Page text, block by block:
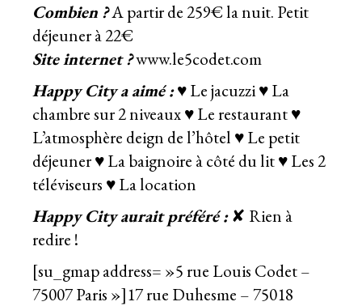
Combien ?A partir de 259€ la nuit. Petit
déjeuner à 22€
Site internet ?www.le5codet.com
Happy City a aimé :♥ Le jacuzzi ♥ La
chambre sur 2 niveaux ♥ Le restaurant ♥
L’atmosphère deign de l’hôtel ♥ Le petit
déjeuner ♥ La baignoire à côté du lit ♥ Les 2
téléviseurs ♥ La location
Happy City aurait préféré :✘ Rien à
redire !
[su_gmap address= »5 rue Louis Codet –
75007 Paris »]17 rue Duhesme – 75018